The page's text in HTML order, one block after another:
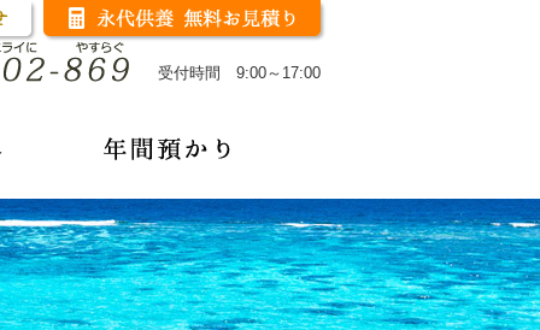
受付時間 9:00～17:00